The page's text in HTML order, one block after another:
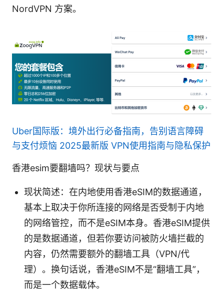
NordVPN 方案。
Uber国际版：境外出行必备指南，告别语言障碍
与支付烦恼 2025最新版 VPN使用指南与隐私保护
香港esim要翻墙吗？现状与要点
现状简述：在内地使用香港eSIM的数据通道，
基本上取决于你所连接的网络是否受制于内地
的网络管控，而不是eSIM本身。香港eSIM提供
的是数据通道，但若你要访问被防火墙拦截的
内容，仍然需要额外的翻墙工具（VPN/代
理）。换句话说，香港eSIM不是“翻墙工具”，
而是一个数据载体。